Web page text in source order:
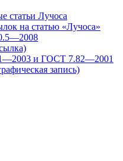
статьи Лучоса
на статью «Лучоса»
и ГОСТ 7.82—2001
запись)